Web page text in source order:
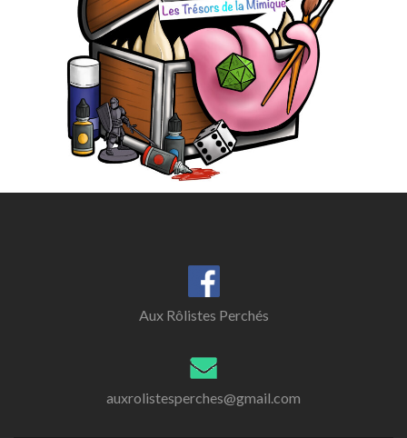
Aux Rôlistes Perchés
auxrolistesperches@gmail.com